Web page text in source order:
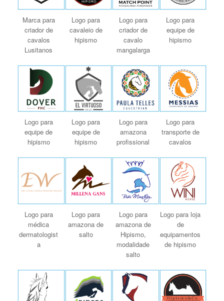
Marca para
criador de
cavalos
Lusitanos
Logo para
cavaleio de
hipismo
Logo para
criador de
cavalo
mangalarga
Logo para
equipe de
hipismo
Logo para
equipe de
hipismo
Logo para
equipe de
hipismo
Logo para
amazona
profissional
Logo para
transporte de
cavalos
Logo para
médica
dermatologist
a
Logo para
amazona de
salto
Logo para
amazona de
Hipismo,
modalidade
salto
Logo para loja
de
equipamentos
de hipismo